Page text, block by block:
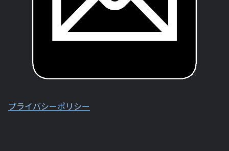
プライバシーポリシー